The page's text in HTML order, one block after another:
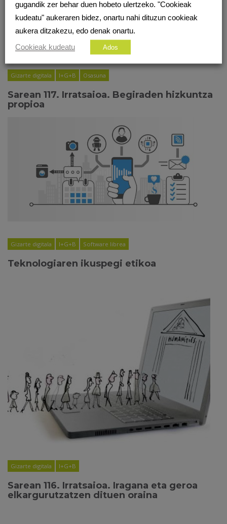
Gizarte digitala I+G+B Osasuna
Sarean 117. Irratsaioa. Begiraden hizkuntza
propioa
Gizarte digitala I+G+B Software librea
Teknologiaren ikuspegi etikoa
Gizarte digitala I+G+B
Sarean 116. Irratsaioa. Iragana eta geroa
elkargurutzatzen dituen oraina
gugandik zer behar duen hobeto ulertzeko. "Cookieak
kudeatu" aukeraren bidez, onartu nahi dituzun cookieak
aukera ditzakezu, edo denak onartu.
Cookieak kudeatu
Ados